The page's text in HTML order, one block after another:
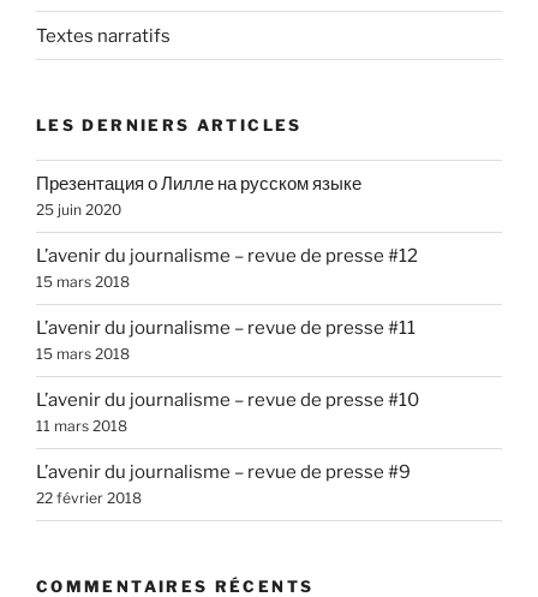
Textes narratifs
LES DERNIERS ARTICLES
Презентация о Лилле на русском языке
25 juin 2020
L’avenir du journalisme – revue de presse #12
15 mars 2018
L’avenir du journalisme – revue de presse #11
15 mars 2018
L’avenir du journalisme – revue de presse #10
11 mars 2018
L’avenir du journalisme – revue de presse #9
22 février 2018
COMMENTAIRES RÉCENTS